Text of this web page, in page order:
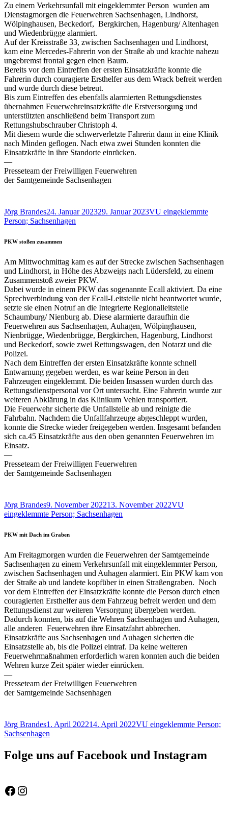
Zu einem Verkehrsunfall mit eingeklemmter Person wurden am
Dienstagmorgen die Feuerwehren Sachsenhagen, Lindhorst,
Wölpinghausen, Beckedorf, Bergkirchen, Hagenburg/ Altenhagen
und Wiedenbrügge alarmiert.
Auf der Kreisstraße 33, zwischen Sachsenhagen und Lindhorst,
kam eine Mercedes-Fahrerin von der Straße ab und krachte nahezu
ungebremst frontal gegen einen Baum.
Bereits vor dem Eintreffen der ersten Einsatzkräfte konnte die
Fahrerin durch couragierte Ersthelfer aus dem Wrack befreit werden
und wurde durch diese betreut.
Bis zum Eintreffen des ebenfalls alarmierten Rettungsdienstes
übernahmen Feuerwehreinsatzkräfte die Erstversorgung und
unterstützten anschließend beim Transport zum
Rettungshubschrauber Christoph 4.
Mit diesem wurde die schwerverletzte Fahrerin dann in eine Klinik
nach Minden geflogen. Nach etwa zwei Stunden konnten die
Einsatzkräfte in ihre Standorte einrücken.
—
Presseteam der Freiwilligen Feuerwehren
der Samtgemeinde Sachsenhagen
Autor
Jörg BrandesVeröffentlicht
am
24. Januar 202329. Januar 2023Schlagwörter
VU eingeklemmte
Person; Sachsenhagen
PKW stoßen zusammen
Am Mittwochmittag kam es auf der Strecke zwischen Sachsenhagen
und Lindhorst, in Höhe des Abzweigs nach Lüdersfeld, zu einem
Zusammenstoß zweier PKW.
Dabei wurde in einem PKW das sogenannte Ecall aktiviert. Da eine
Sprechverbindung von der Ecall-Leitstelle nicht beantwortet wurde,
setzte sie einen Notruf an die Integrierte Regionalleitstelle
Schaumburg/ Nienburg ab. Diese alarmierte daraufhin die
Feuerwehren aus Sachsenhagen, Auhagen, Wölpinghausen,
Nienbrügge, Wiedenbrügge, Bergkirchen, Hagenburg, Lindhorst
und Beckedorf, sowie zwei Rettungswagen, den Notarzt und die
Polizei.
Nach dem Eintreffen der ersten Einsatzkräfte konnte schnell
Entwarnung gegeben werden, es war keine Person in den
Fahrzeugen eingeklemmt. Die beiden Insassen wurden durch das
Rettungsdienstpersonal vor Ort untersucht. Eine Fahrerin wurde zur
weiteren Abklärung in das Klinikum Vehlen transportiert.
Die Feuerwehr sicherte die Unfallstelle ab und reinigte die
Fahrbahn. Nachdem die Unfallfahrzeuge abgeschleppt wurden,
konnte die Strecke wieder freigegeben werden. Insgesamt befanden
sich ca.45 Einsatzkräfte aus den oben genannten Feuerwehren im
Einsatz.
—
Presseteam der Freiwilligen Feuerwehren
der Samtgemeinde Sachsenhagen
Autor
Jörg BrandesVeröffentlicht
am
9. November 202213. November 2022Schlagwörter
VU
eingeklemmte Person; Sachsenhagen
PKW mit Dach im Graben
Am Freitagmorgen wurden die Feuerwehren der Samtgemeinde
Sachsenhagen zu einem Verkehrsunfall mit eingeklemmter Person,
zwischen Sachsenhagen und Auhagen alarmiert. Ein PKW kam von
der Straße ab und landete kopfüber in einen Straßengraben. Noch
vor dem Eintreffen der Einsatzkräfte konnte die Person durch einen
couragierten Ersthelfer aus dem Fahrzeug befreit werden und dem
Rettungsdienst zur weiteren Versorgung übergeben werden.
Dadurch konnten, bis auf die Wehren Sachsenhagen und Auhagen,
alle anderen Feuerwehren ihre Einsatzfahrt abbrechen.
Einsatzkräfte aus Sachsenhagen und Auhagen sicherten die
Einsatzstelle ab, bis die Polizei eintraf. Da keine weiteren
Feuerwehrmaßnahmen erforderlich waren konnten auch die beiden
Wehren kurze Zeit später wieder einrücken.
—
Presseteam der Freiwilligen Feuerwehren
der Samtgemeinde Sachsenhagen
Autor
Jörg BrandesVeröffentlicht
am
1. April 202214. April 2022Schlagwörter
VU eingeklemmte Person;
Sachsenhagen
Folge uns auf Facebook und Instagram
Feuerwehr Gemeinde Wölpinghausen
fw_gemeinde_woelpinghausen